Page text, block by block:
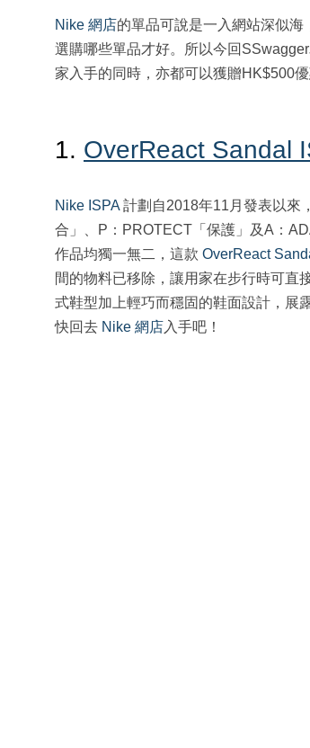
Nike 網店的單品可說是一入網站深似
選購哪些單品才好。所以今回
家入手的同時，亦都可以獲贈HK$500
1. OverReact Sandal
Nike ISPA 計劃自2018年11月發表以來
合」、P：PROTECT「保護」及A：
作品均獨一無二，這款 OverReact
間的物料已移除，讓用家在步行時可直
式鞋型加上輕巧而穩固的鞋面設計，展
快回去 Nike 網店入手吧！